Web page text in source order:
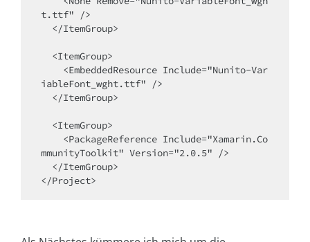
t.ttf" />
iableFont_wght.ttf" />
mmunityToolkit" Version="2.0.5" />
</Project>